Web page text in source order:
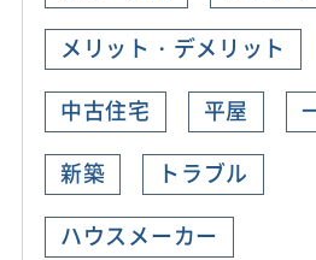
メリット・デメリット
中古住宅
平屋
新築
トラブル
ハウスメーカー